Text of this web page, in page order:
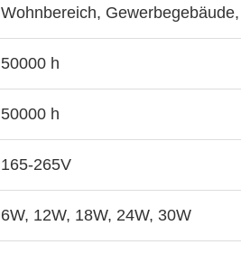
Wohnbereich,
50000 h
50000 h
165-265V
6W, 12W, 18W, 24W, 30W